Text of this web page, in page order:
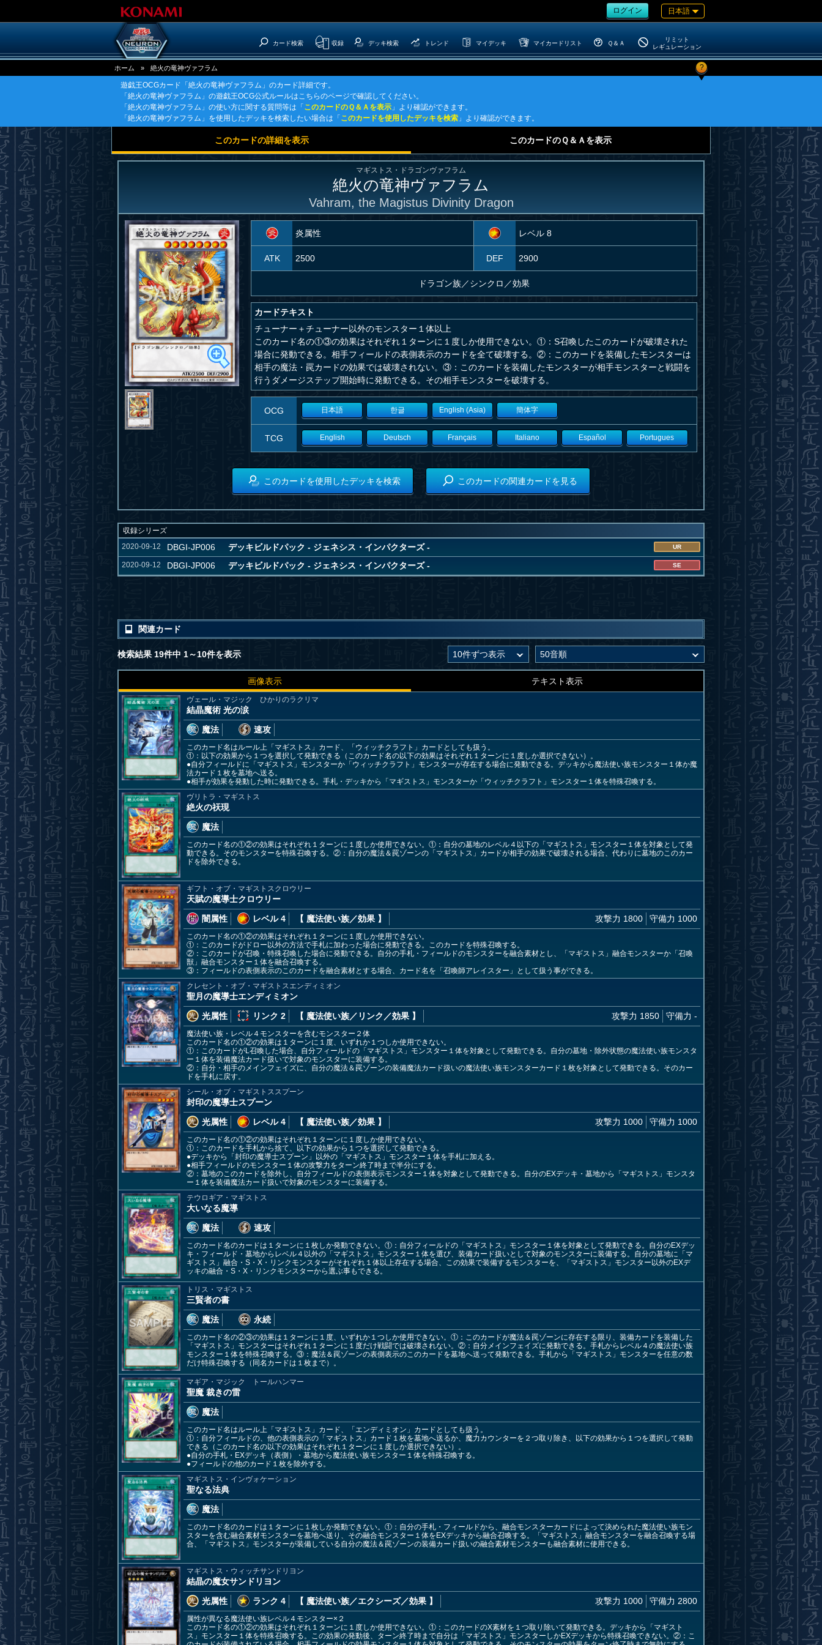
ログイン 日本語
カード検索 収録 デッキ検索 トレンド マイデッキ マイカードリスト Ｑ＆Ａ
リミット
レギュレーション
ホーム » 絶火の竜神ヴァフラム ?
遊戯王OCGカード「絶火の竜神ヴァフラム」のカード詳細です。
「絶火の竜神ヴァフラム」の遊戯王OCG公式ルールはこちらのページで確認してください。
「絶火の竜神ヴァフラム」の使い方に関する質問等は「 このカードのＱ＆Ａを表示 」より確認ができます。
「絶火の竜神ヴァフラム」を使用したデッキを検索したい場合は「 このカードを使用したデッキを検索 」より確認ができます。
このカードの詳細を表示 このカードのＱ＆Ａを表示
マギストス・ドラゴンヴァフラム
絶火の竜神ヴァフラム
Vahram, the Magistus Divinity Dragon
炎属性 レベル 8
ATK 2500 DEF 2900
ドラゴン族／シンクロ／効果
カードテキスト
チューナー＋チューナー以外のモンスター１体以上
このカード名の①③の効果はそれぞれ１ターンに１度しか使用できない。①：S召喚したこのカードが破壊された
場合に発動できる。相手フィールドの表側表示のカードを全て破壊する。②：このカードを装備したモンスターは
相手の魔法・罠カードの効果では破壊されない。③：このカードを装備したモンスターが相手モンスターと戦闘を
行うダメージステップ開始時に発動できる。その相手モンスターを破壊する。
OCG 日本語 한글 English (Asia) 簡体字
TCG English Deutsch Français Italiano Español Portugues
このカードを使用したデッキを検索 このカードの関連カードを見る
収録シリーズ
2020-09-12
DBGI-JP006 デッキビルドパック - ジェネシス・インパクターズ - UR
2020-09-12 DBGI-JP006 デッキビルドパック - ジェネシス・インパクターズ - SE
関連カード
検索結果 19件中 1～10件を表示
画像表示 テキスト表示
ヴェール・マジック ひかりのラクリマ
結晶魔術 光の涙
魔法
速攻
このカード名はルール上「マギストス」カード、「ウィッチクラフト」カードとしても扱う。
①：以下の効果から１つを選択して発動できる（このカード名の以下の効果はそれぞれ１ターンに１度しか選択できない）。
●自分フィールドに「マギストス」モンスターか「ウィッチクラフト」モンスターが存在する場合に発動できる。デッキから魔法使い族モンスター１体か魔
法カード１枚を墓地へ送る。
●相手が効果を発動した時に発動できる。手札・デッキから「マギストス」モンスターか「ウィッチクラフト」モンスター１体を特殊召喚する。
ヴリトラ・マギストス
絶火の祆現
魔法
このカード名の①②の効果はそれぞれ１ターンに１度しか使用できない。①：自分の墓地のレベル４以下の「マギストス」モンスター１体を対象として発
動できる。そのモンスターを特殊召喚する。②：自分の魔法＆罠ゾーンの「マギストス」カードが相手の効果で破壊される場合、代わりに墓地のこのカー
ドを除外できる。
ギフト・オブ・マギストスクロウリー
天賦の魔導士クロウリー
闇属性
レベル 4 【 魔法使い族／効果 】 攻撃力 1800 守備力 1000
このカード名の①②の効果はそれぞれ１ターンに１度しか使用できない。
①：このカードがドロー以外の方法で手札に加わった場合に発動できる。このカードを特殊召喚する。
②：このカードが召喚・特殊召喚した場合に発動できる。自分の手札・フィールドのモンスターを融合素材とし、「マギストス」融合モンスターか「召喚
獣」融合モンスター１体を融合召喚する。
③：フィールドの表側表示のこのカードを融合素材とする場合、カード名を「召喚師アレイスター」として扱う事ができる。
クレセント・オブ・マギストスエンディミオン
聖月の魔導士エンディミオン
光属性
リンク 2 【 魔法使い族／リンク／効果 】 攻撃力 1850 守備力 -
魔法使い族・レベル４モンスターを含むモンスター２体
このカード名の①②の効果は１ターンに１度、いずれか１つしか使用できない。
①：このカードがL召喚した場合、自分フィールドの「マギストス」モンスター１体を対象として発動できる。自分の墓地・除外状態の魔法使い族モンスタ
ー１体を装備魔法カード扱いで対象のモンスターに装備する。
②：自分・相手のメインフェイズに、自分の魔法＆罠ゾーンの装備魔法カード扱いの魔法使い族モンスターカード１枚を対象として発動できる。そのカー
ドを手札に戻す。
シール・オブ・マギストススプーン
封印の魔導士スプーン
光属性
レベル 4 【 魔法使い族／効果 】 攻撃力 1000 守備力 1000
このカード名の①②の効果はそれぞれ１ターンに１度しか使用できない。
①：このカードを手札から捨て、以下の効果から１つを選択して発動できる。
●デッキから「封印の魔導士スプーン」以外の「マギストス」モンスター１体を手札に加える。
●相手フィールドのモンスター１体の攻撃力をターン終了時まで半分にする。
②：墓地のこのカードを除外し、自分フィールドの表側表示モンスター１体を対象として発動できる。自分のEXデッキ・墓地から「マギストス」モンスタ
ー１体を装備魔法カード扱いで対象のモンスターに装備する。
テウロギア・マギストス
大いなる魔導
魔法
速攻
このカード名のカードは１ターンに１枚しか発動できない。①：自分フィールドの「マギストス」モンスター１体を対象として発動できる。自分のEXデッ
キ・フィールド・墓地からレベル４以外の「マギストス」モンスター１体を選び、装備カード扱いとして対象のモンスターに装備する。自分の墓地に「マ
ギストス」融合・S・X・リンクモンスターがそれぞれ１体以上存在する場合、この効果で装備するモンスターを、「マギストス」モンスター以外のEXデ
ッキの融合・S・X・リンクモンスターから選ぶ事もできる。
トリス・マギストス
三賢者の書
魔法
永続
このカード名の②③の効果は１ターンに１度、いずれか１つしか使用できない。①：このカードが魔法＆罠ゾーンに存在する限り、装備カードを装備した
「マギストス」モンスターはそれぞれ１ターンに１度だけ戦闘では破壊されない。②：自分メインフェイズに発動できる。手札からレベル４の魔法使い族
モンスター１体を特殊召喚する。③：魔法＆罠ゾーンの表側表示のこのカードを墓地へ送って発動できる。手札から「マギストス」モンスターを任意の数
だけ特殊召喚する（同名カードは１枚まで）。
マギア・マジック トールハンマー
聖魔 裁きの雷
魔法
このカード名はルール上「マギストス」カード、「エンディミオン」カードとしても扱う。
①：自分フィールドの、他の表側表示の「マギストス」カード１枚を墓地へ送るか、魔力カウンターを２つ取り除き、以下の効果から１つを選択して発動
できる（このカード名の以下の効果はそれぞれ１ターンに１度しか選択できない）。
●自分の手札・EXデッキ（表側）・墓地から魔法使い族モンスター１体を特殊召喚する。
●フィールドの他のカード１枚を除外する。
マギストス・インヴォケーション
聖なる法典
魔法
このカード名のカードは１ターンに１枚しか発動できない。①：自分の手札・フィールドから、融合モンスターカードによって決められた魔法使い族モン
スターを含む融合素材モンスターを墓地へ送り、その融合モンスター１体をEXデッキから融合召喚する。「マギストス」融合モンスターを融合召喚する場
合、「マギストス」モンスターが装備している自分の魔法＆罠ゾーンの装備カード扱いの融合素材モンスターも融合素材に使用できる。
マギストス・ウィッチサンドリヨン
結晶の魔女サンドリヨン
光属性
ランク 4 【 魔法使い族／エクシーズ／効果 】 攻撃力 1000 守備力 2800
属性が異なる魔法使い族レベル４モンスター×２
このカード名の①②の効果はそれぞれ１ターンに１度しか使用できない。①：このカードのX素材を１つ取り除いて発動できる。デッキから「マギスト
ス」モンスター１体を特殊召喚する。この効果の発動後、ターン終了時まで自分は「マギストス」モンスターしかEXデッキから特殊召喚できない。②：こ